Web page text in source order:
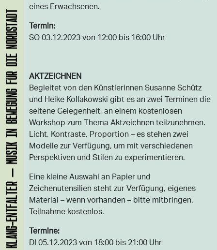
eines Erwachsenen.
Termin:
SO 03.12.2023 von 12:00 bis 16:00 Uhr
AKTZEICHNEN
Begleitet von den Künstlerinnen Susanne Schütz
und Heike Kollakowski gibt es an zwei Terminen die
seltene Gelegenheit, an einem kostenlosen
Workshop zum Thema Aktzeichnen teilzunehmen.
Licht, Kontraste, Proportion – es stehen zwei
Modelle zur Verfügung, um mit verschiedenen
Perspektiven und Stilen zu experimentieren.
Eine kleine Auswahl an Papier und
Zeichenutensilien steht zur Verfügung, eigenes
Material – wenn vorhanden – bitte mitbringen.
Teilnahme kostenlos.
Termine:
DI 05.12.2023 von 18:00 bis 21:00 Uhr
KLANG-ENTFALTER – MUSIK IN BEWEGUNG FÜR DIE NORDSTADT